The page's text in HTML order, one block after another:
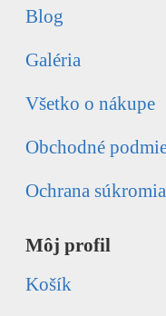
Blog
Galéria
Všetko o nákupe
Obchodné
Ochrana súkromia
Môj profil
Košík